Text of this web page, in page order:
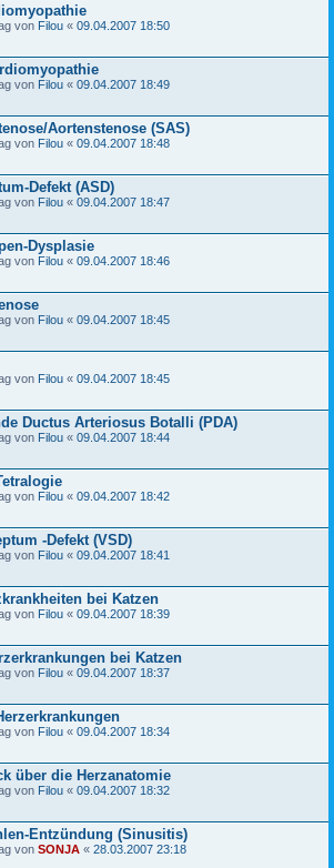
von Filou « 09.04.2007 18:50
von Filou « 09.04.2007 18:49
Aortenstenose (SAS)
von Filou « 09.04.2007 18:48
Defekt (ASD)
von Filou « 09.04.2007 18:47
Dysplasie
von Filou « 09.04.2007 18:46
von Filou « 09.04.2007 18:45
von Filou « 09.04.2007 18:45
Ductus Arteriosus Botalli (PDA)
von Filou « 09.04.2007 18:44
von Filou « 09.04.2007 18:42
-Defekt (VSD)
von Filou « 09.04.2007 18:41
bei Katzen
von Filou « 09.04.2007 18:39
bei Katzen
von Filou « 09.04.2007 18:37
von Filou « 09.04.2007 18:34
über die Herzanatomie
von Filou « 09.04.2007 18:32
Entzündung (Sinusitis)
von SONJA « 28.03.2007 23:18